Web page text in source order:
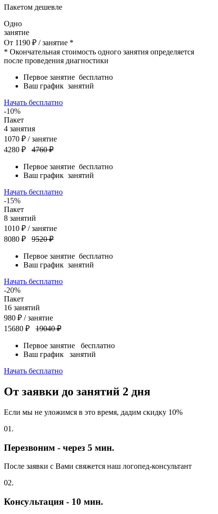
Пакетом дешевле
Одно
занятие
От 1190 ₽ / занятие *
* Окончательная стоимость одного занятия определяется
после проведения диагностики
Первое занятие бесплатно
Ваш график занятий
Начать бесплатно
-10%
Пакет
4 занятия
1070 ₽ / занятие
4280 ₽
4760 ₽
Первое занятие бесплатно
Ваш график занятий
Начать бесплатно
-15%
Пакет
8 занятий
1010 ₽ / занятие
8080 ₽
9520 ₽
Первое занятие бесплатно
Ваш график занятий
Начать бесплатно
-20%
Пакет
16 занятий
980 ₽ / занятие
15680 ₽
19040 ₽
Первое занятие бесплатно
Ваш график занятий
Начать бесплатно
От заявки до занятий 2 дня
Если мы не уложимся в это время, дадим скидку 10%
01.
Перезвоним - через 5 мин.
После заявки с Вами свяжется наш логопед-консультант
02.
Консультация - 10 мин.